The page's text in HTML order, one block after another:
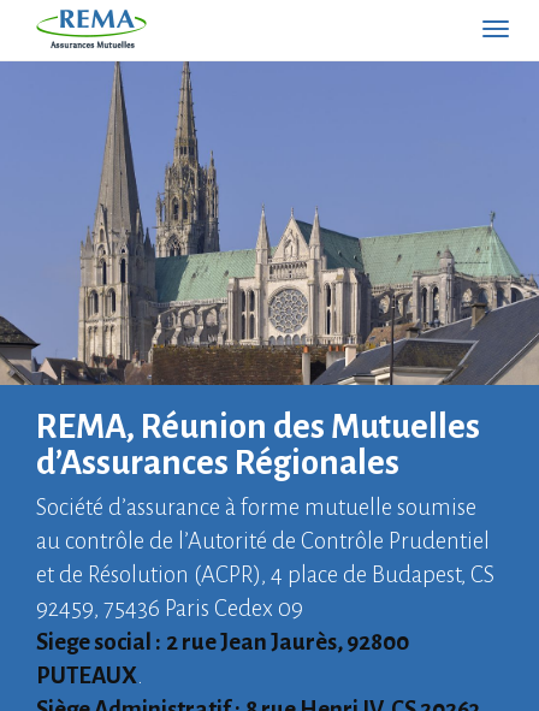
REMA, Réunion des Mutuelles
d’Assurances Régionales
Société d’assurance à forme mutuelle soumise
au contrôle de l’Autorité de Contrôle Prudentiel
et de Résolution (ACPR), 4 place de Budapest, CS
92459, 75436 Paris Cedex 09
Siege social : 2 rue Jean Jaurès, 92800
PUTEAUX